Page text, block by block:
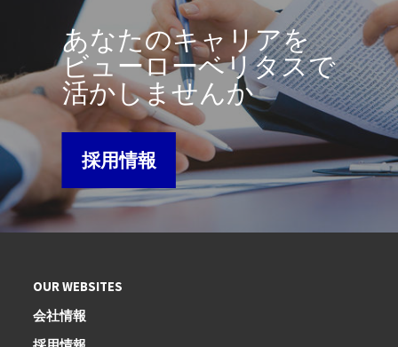
あなたのキャリアを
ビューローベリタスで
活かしませんか
採用情報
OUR WEBSITES
会社情報